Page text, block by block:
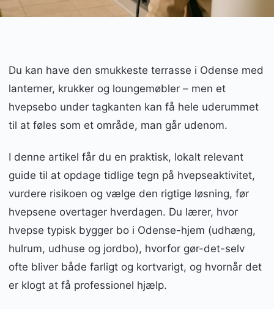
Du kan have den smukkeste terrasse i Odense med
lanterner, krukker og loungemøbler – men et
hvepsebo under tagkanten kan få hele uderummet
til at føles som et område, man går udenom.
I denne artikel får du en praktisk, lokalt relevant
guide til at opdage tidlige tegn på hvepseaktivitet,
vurdere risikoen og vælge den rigtige løsning, før
hvepsene overtager hverdagen. Du lærer, hvor
hvepse typisk bygger bo i Odense-hjem (udhæng,
hulrum, udhuse og jordbo), hvorfor gør-det-selv
ofte bliver både farligt og kortvarigt, og hvornår det
er klogt at få professionel hjælp.